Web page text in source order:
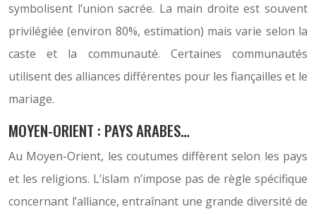
symbolisent l’union sacrée. La main droite est souvent
privilégiée (environ 80%, estimation) mais varie selon la
caste et la communauté. Certaines communautés
utilisent des alliances différentes pour les fiançailles et le
mariage.
MOYEN-ORIENT : PAYS ARABES…
Au Moyen-Orient, les coutumes diffèrent selon les pays
et les religions. L’islam n’impose pas de règle spécifique
concernant l’alliance, entraînant une grande diversité de